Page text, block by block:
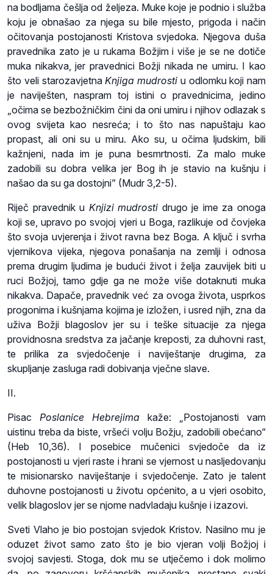
na bodljama češlja od željeza. Muke koje je podnio i služba
koju je obnašao za njega su bile mjesto, prigoda i način
očitovanja postojanosti Kristova svjedoka. Njegova duša
pravednika zato je u rukama Božjim i više je se ne dotiče
muka nikakva, jer pravednici Božji nikada ne umiru. I kao
što veli starozavjetnaKnjiga mudrosti u odlomku koji nam
je naviješten, naspram toj istini o pravednicima, jedino
„očima se bezbožničkim čini da oni umiru i njihov odlazak s
ovog svijeta kao nesreća; i to što nas napuštaju kao
propast, ali oni su u miru. Ako su, u očima ljudskim, bili
kažnjeni, nada im je puna besmrtnosti. Za malo muke
zadobili su dobra velika jer Bog ih je stavio na kušnju i
našao da su ga dostojni” (Mudr 3,2-5).
Riječ pravednik u Knjizi mudrosti drugo je ime za onoga
koji se, upravo po svojoj vjeri u Boga, razlikuje od čovjeka
što svoja uvjerenja i život ravna bez Boga. A ključ i svrha
vjernikova vijeka, njegova ponašanja na zemlji i odnosa
prema drugim ljudima je budući život i želja zauvijek biti u
ruci Božjoj, tamo gdje ga ne može više dotaknuti muka
nikakva. Dapače, pravednik već za ovoga života, usprkos
progonima i kušnjama kojima je izložen, i usred njih, zna da
uživa Božji blagoslov jer su i teške situacije za njega
providnosna sredstva za jačanje kreposti, za duhovni rast,
te prilika za svjedočenje i naviještanje drugima, za
skupljanje zasluga radi dobivanja vječne slave.
II.
Pisac Poslanice Hebrejima kaže: „Postojanosti vam
uistinu treba da biste, vršeći volju Božju, zadobili obećano“
(Heb 10,36). I posebice mučenici svjedoče da iz
postojanosti u vjeri raste i hrani se vjernost u nasljedovanju
te misionarsko naviještanje i svjedočenje. Zato je talent
duhovne postojanosti u životu općenito, a u vjeri osobito,
velik blagoslov jer se njome nadvladaju kušnje i izazovi.
Sveti Vlaho je bio postojan svjedok Kristov. Nasilno mu je
oduzet život samo zato što je bio vjeran volji Božjoj i
svojoj savjesti. Stoga, dok mu se utječemo i dok molimo